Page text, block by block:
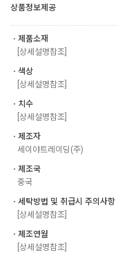
상품정보제공
ㆍ제품소재
[상세설명참조]
ㆍ색상
[상세설명참조]
ㆍ치수
[상세설명참조]
ㆍ제조자
세이야트레이딩(주)
ㆍ제조국
중국
ㆍ세탁방법 및 취급시 주의사항
[상세설명참조]
ㆍ제조연월
[상세설명참조]